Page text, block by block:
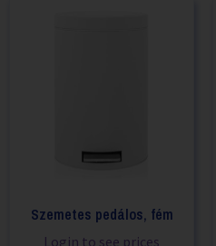
Szemetes pedálos, fém
Login to see prices